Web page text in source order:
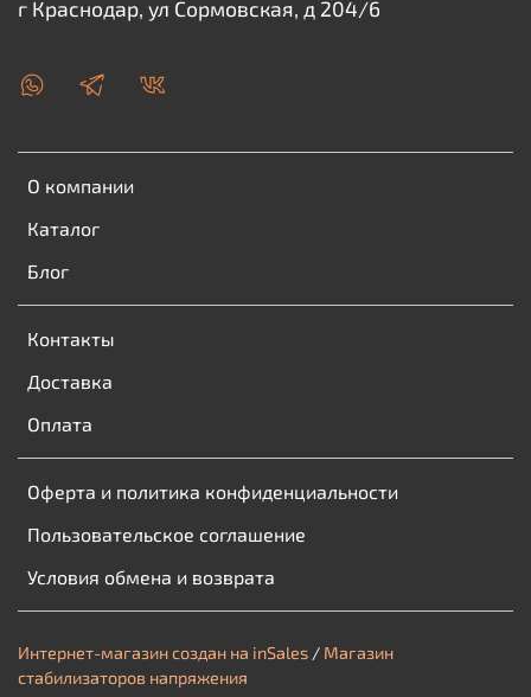
О компании
Каталог
Блог
Контакты
Доставка
Оплата
Оферта и политика конфиденциальности
Пользовательское соглашение
Условия обмена и возврата
г Краснодар, ул Сормовская, д 204/6
Интернет-магазин создан на inSales / Магазин
стабилизаторов напряжения